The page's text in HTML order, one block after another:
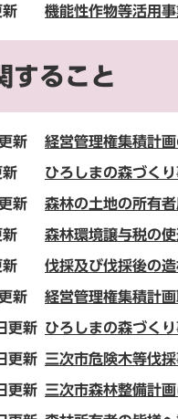
機能性作物等活用
すること
新 経営管理権集積計
ひろしまの森づく
新 森林の土地の所有
森林環境譲与税の
伐採及び伐採後の
新 経営管理権集積計
更新 ひろしまの森づく
更新 三次市危険木等伐
更新 三次市森林整備計